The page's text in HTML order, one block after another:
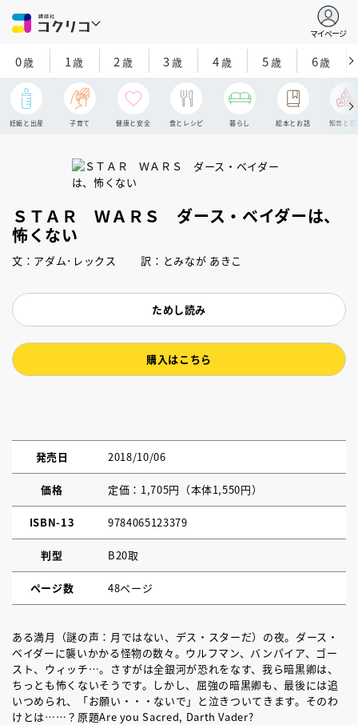
マイページ
0歳 1歳 2 歳 3歳 4歳 5歳 6歳
妊娠と出産 子育て 健康と安全 食とレシピ 暮らし 絵本とお話 知育と探
ＳＴＡＲ ＷＡＲＳ ダース・ベイダーは、
怖くない
文：アダム･レックス 訳：とみなが あきこ
ためし読み
購入はこちら
発売日 2018/10/06
価格 定価：1,705円（本体1,550円）
ISBN-13 9784065123379
判型 B20取
ページ数 48ページ
ある満月（謎の声：月ではない、デス・スターだ）の夜。ダース・
ベイダーに襲いかかる怪物の数々。ウルフマン、バンパイア、ゴー
スト、ウィッチ…。さすがは全銀河が恐れをなす、我ら暗黒卿は、
ちっとも怖くないそうです。しかし、屈強の暗黒卿も、最後には追
いつめられ、「お願い・・・ないで」と泣きついてきます。そのわ
けとは……？原題Are you Sacred, Darth Vader?